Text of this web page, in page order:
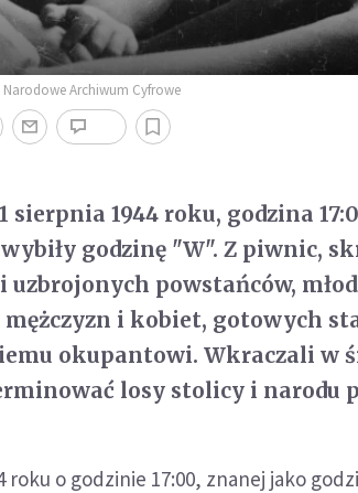
Archiwum Cyfrowe
sierpnia 1944 roku, godzina
godzinę "W". Z piwnic,
powstańców,
i kobiet, gotowych
okupantowi. Wkraczali w
losy stolicy i narodu
roku o godzinie 17:00, znanej jako